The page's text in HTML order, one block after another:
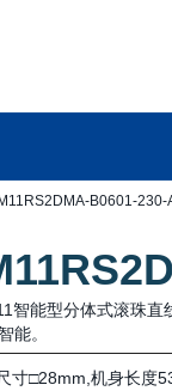
B0601-230-
智能型分体式滚珠
能。
寸□28mm,机身长度